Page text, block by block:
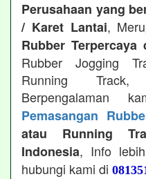
Perusahaan yang
/ Karet Lantai,
Rubber Terpercaya
Rubber Jogging
Running Track,
Berpengalaman
Pemasangan
atau Running
Indonesia, Info
hubungi kami di